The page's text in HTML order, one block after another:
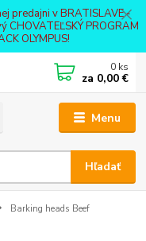
predajni v BRATISLAVE -
CHOVATEĽSKÝ PROGRAM
OLYMPUS!
Menu
Hľadať
0 ks
za 0,00 €
Barking heads Beef